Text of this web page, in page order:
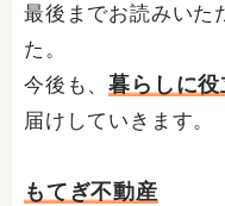
最後までお読みいた
た。
今後も、暮らしに
届けしていきます。
もてぎ不動産